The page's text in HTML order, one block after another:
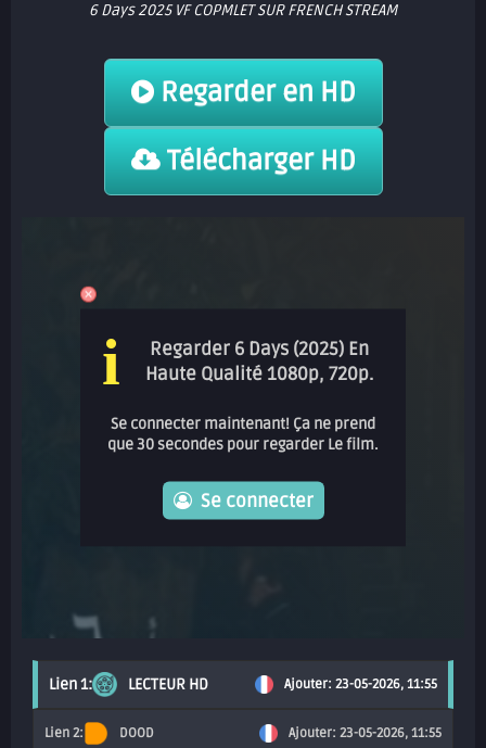
6 Days 2025 VF COPMLET SUR FRENCH STREAM
Regarder en HD
Télécharger HD
i
Regarder 6 Days (2025) En
Haute Qualité 1080p, 720p.
Se connecter maintenant! Ça ne prend
que 30 secondes pour regarder Le film.
Se connecter
LECTEUR HD Ajouter: 23-05-2026, 11:55
DOOD Ajouter: 23-05-2026, 11:55